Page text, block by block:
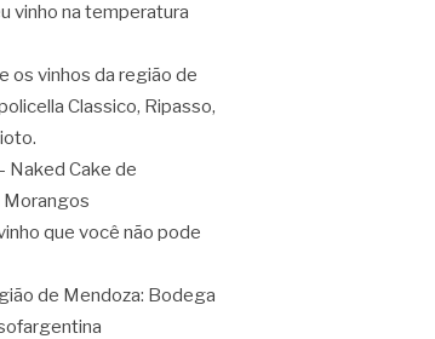
vinho na temperatura
os vinhos da região de
Classico, Ripasso,
Naked Cake de
que você não pode
de Mendoza: Bodega